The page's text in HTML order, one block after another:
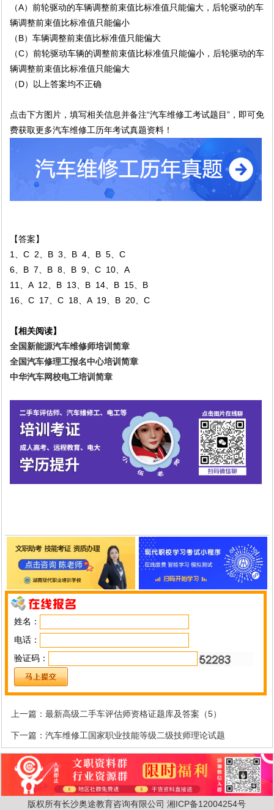
（A）前轮驱动的车辆调整前束值比标准值只能偏大，后轮驱动的车
辆调整前束值比标准值只能偏小
（B）车辆调整前束值比标准值只能偏大
（C）前轮驱动车辆的调整前束值比标准值只能偏小，后轮驱动的车
辆调整前束值比标准值只能偏大
（D）以上答案均不正确
点击下方图片，填写相关信息并备注“汽车维修工考试题目”，即可免
费获取更多汽车维修工历年考试真题资料！
【答案】
1、C 2、B 3、B 4、B 5、C
6、B 7、B 8、B 9、C 10、A
11、A 12、B 13、B 14、B 15、B
16、C 17、C 18、A 19、B 20、C
【相关阅读】
全国新能源汽车维修师培训简章
全国汽车修理工报名中心培训简章
中华汽车网校电工培训简章
姓名：
电话：
验证码：
上一篇： 最新高级二手车评估师资格证题库及答案（5）
下一篇： 汽车维修工国家职业技能等级二级技师理论试题
版权所有长沙奥途教育咨询有限公司 湘ICP备12004254号